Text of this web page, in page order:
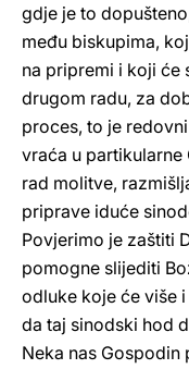
gdje je to
među biskupima,
na pripremi i koji će
drugom radu, za
proces, to je
vraća u partikularne
rad molitve,
priprave iduće
Povjerimo je zaštiti
pomogne slijediti
odluke koje će više
da taj sinodski hod
Neka nas